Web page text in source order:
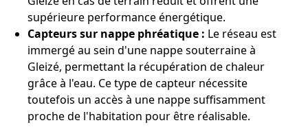
supérieure performance énergétique.
Capteurs sur nappe phréatique : Le réseau est
immergé au sein d'une nappe souterraine à
Gleizé, permettant la récupération de chaleur
grâce à l'eau. Ce type de capteur nécessite
toutefois un accès à une nappe suffisamment
proche de l'habitation pour être réalisable.